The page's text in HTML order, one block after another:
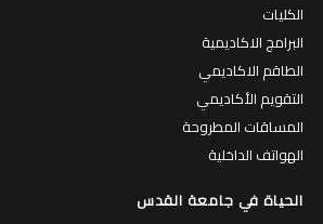
الكليات
البرامج الاكاديمية
الطاقم الاكاديمي
التقويم الأكاديمي
المساقات المطروحة
الهواتف الداخلية
الحياة في جامعة القدس